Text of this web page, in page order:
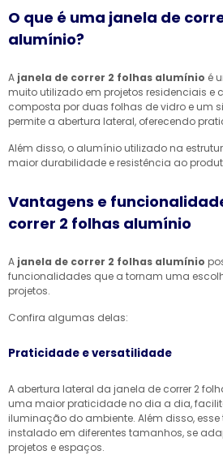
O que é uma janela de
alumínio?
A janela de correr 2 folhas alumínio é
muito utilizado em projetos residenciais e
composta por duas folhas de vidro e um
permite a abertura lateral, oferecendo
Além disso, o alumínio utilizado na
maior durabilidade e resistência ao
Vantagens e
correr 2 folhas alumínio
A janela de correr 2 folhas alumínio
funcionalidades que a tornam uma
projetos.
Confira algumas delas:
Praticidade e versatilidade
A abertura lateral da janela de correr 2
uma maior praticidade no dia a dia,
iluminação do ambiente. Além disso,
instalado em diferentes tamanhos, se
projetos e espaços.